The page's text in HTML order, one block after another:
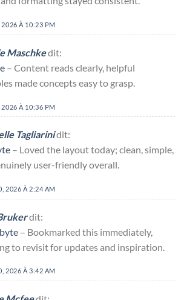
2026 À 10:23 PM
Maschkedit:
– Content reads clearly, helpful
made concepts easy to grasp.
2026 À 10:36 PM
Tagliarinidit:
– Loved the layout today; clean, simple,
user-friendly overall.
2026 À 2:24 AM
dit:
– Bookmarked this immediately,
to revisit for updates and inspiration.
2026 À 3:42 AM